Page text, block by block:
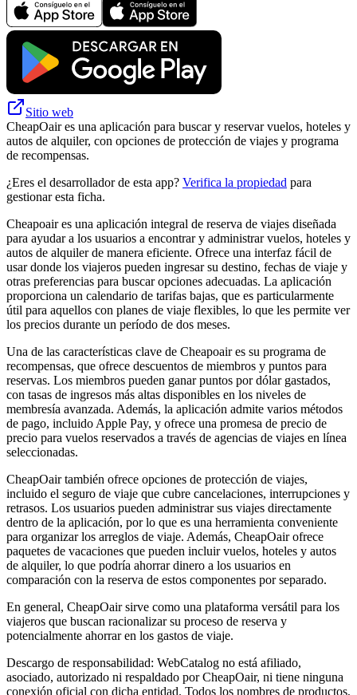
Sitio web
CheapOair es una aplicación para buscar y reservar vuelos, hoteles y
autos de alquiler, con opciones de protección de viajes y programa
de recompensas.
¿Eres el desarrollador de esta app? Verifica la propiedad para
gestionar esta ficha.
Cheapoair es una aplicación integral de reserva de viajes diseñada
para ayudar a los usuarios a encontrar y administrar vuelos, hoteles y
autos de alquiler de manera eficiente. Ofrece una interfaz fácil de
usar donde los viajeros pueden ingresar su destino, fechas de viaje y
otras preferencias para buscar opciones adecuadas. La aplicación
proporciona un calendario de tarifas bajas, que es particularmente
útil para aquellos con planes de viaje flexibles, lo que les permite ver
los precios durante un período de dos meses.
Una de las características clave de Cheapoair es su programa de
recompensas, que ofrece descuentos de miembros y puntos para
reservas. Los miembros pueden ganar puntos por dólar gastados,
con tasas de ingresos más altas disponibles en los niveles de
membresía avanzada. Además, la aplicación admite varios métodos
de pago, incluido Apple Pay, y ofrece una promesa de precio de
precio para vuelos reservados a través de agencias de viajes en línea
seleccionadas.
CheapOair también ofrece opciones de protección de viajes,
incluido el seguro de viaje que cubre cancelaciones, interrupciones y
retrasos. Los usuarios pueden administrar sus viajes directamente
dentro de la aplicación, por lo que es una herramienta conveniente
para organizar los arreglos de viaje. Además, CheapOair ofrece
paquetes de vacaciones que pueden incluir vuelos, hoteles y autos
de alquiler, lo que podría ahorrar dinero a los usuarios en
comparación con la reserva de estos componentes por separado.
En general, CheapOair sirve como una plataforma versátil para los
viajeros que buscan racionalizar su proceso de reserva y
potencialmente ahorrar en los gastos de viaje.
Descargo de responsabilidad: WebCatalog no está afiliado,
asociado, autorizado ni respaldado por CheapOair, ni tiene ninguna
conexión oficial con dicha entidad. Todos los nombres de productos,